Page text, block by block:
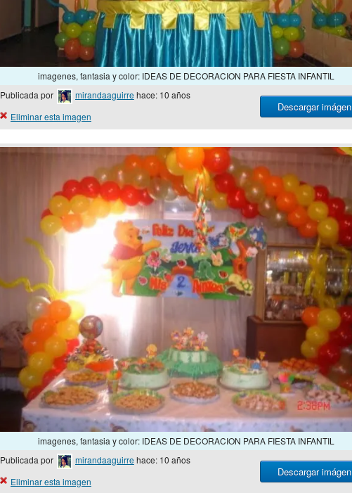
imagenes, fantasia y color: IDEAS DE DECORACION PARA FIESTA INFANTIL
Descargar imágen
Publicada por mirandaaguirre hace: 10 años
Eliminar esta imagen
imagenes, fantasia y color: IDEAS DE DECORACION PARA FIESTA INFANTIL
Descargar imágen
Publicada por mirandaaguirre hace: 10 años
Eliminar esta imagen